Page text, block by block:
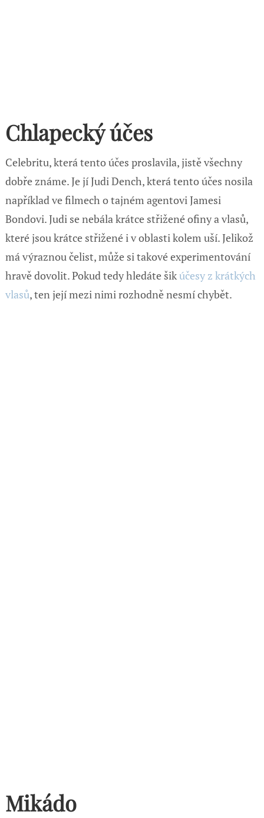
Chlapecký účes
Celebritu, která tento účes proslavila, jistě všechny
dobře známe. Je jí Judi Dench, která tento účes nosila
například ve filmech o tajném agentovi Jamesi
Bondovi. Judi se nebála krátce střižené ofiny a vlasů,
které jsou krátce střižené i v oblasti kolem uší. Jelikož
má výraznou čelist, může si takové experimentování
hravě dovolit. Pokud tedy hledáte šikúčesy z krátkých
vlasů, ten její mezi nimi rozhodně nesmí chybět.
Mikádo